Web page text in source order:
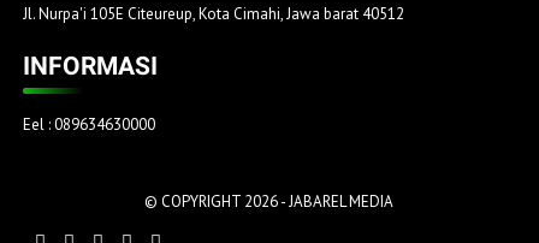
Jl. Nurpa'i 105E Citeureup, Kota Cimahi, Jawa barat 40512
INFORMASI
Eel : 089634630000
© COPYRIGHT 2026 -JABAREL MEDIA